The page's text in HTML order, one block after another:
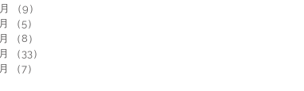
（9）
（5）
（8）
（33）
（7）